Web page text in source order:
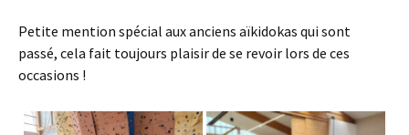
Petite mention spécial aux anciens aïkidokas qui sont
passé, cela fait toujours plaisir de se revoir lors de ces
occasions !